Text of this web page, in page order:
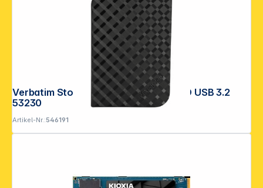
Verbatim Store n Go 1TB Portable SSD USB 3.2
53230
Artikel-Nr.:546191